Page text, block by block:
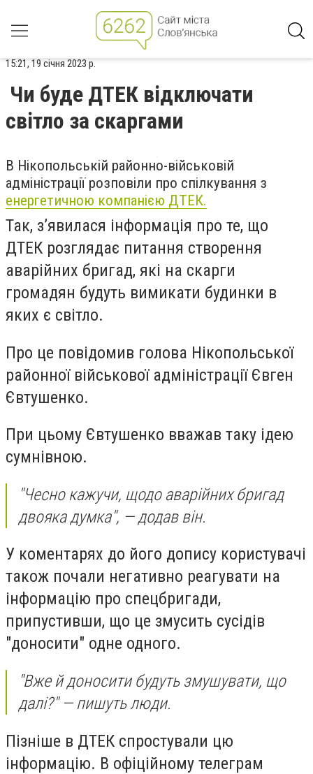
15:21, 19 січня 2023 р.
Чи буде ДТЕК відключати
світло за скаргами
В Нікопольській районно-військовій
адміністрації розповіли про спілкування з
енергетичною компанією ДТЕК.
Так, з’явилася інформація про те, що
ДТЕК розглядає питання створення
аварійних бригад, які на скарги
громадян будуть вимикати будинки в
яких є світло.
Про це повідомив голова Нікопольської
районної військової адміністрації Євген
Євтушенко.
При цьому Євтушенко вважав таку ідею
сумнівною.
"Чесно кажучи, щодо аварійних бригад
двояка думка", — додав він.
У коментарях до його допису користувачі
також почали негативно реагувати на
інформацію про спецбригади,
припустивши, що це змусить сусідів
"доносити" одне одного.
"Вже й доносити будуть змушувати, що
далі?" — пишуть люди.
Пізніше в ДТЕК спростували цю
інформацію. В офіційному телеграм